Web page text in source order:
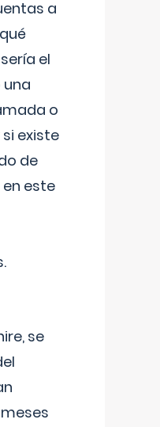
a
el
o
existe
de
este
se